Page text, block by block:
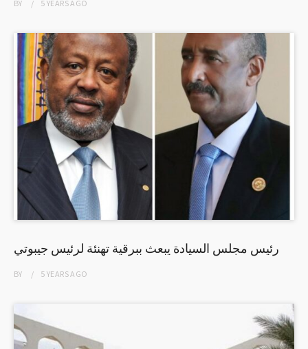
BY 5 YEARSAGO
رئيس مجلس السيادة يبعث ببرقية تهنئة لرئيس جيبوتي
BY 5 YEARSAGO